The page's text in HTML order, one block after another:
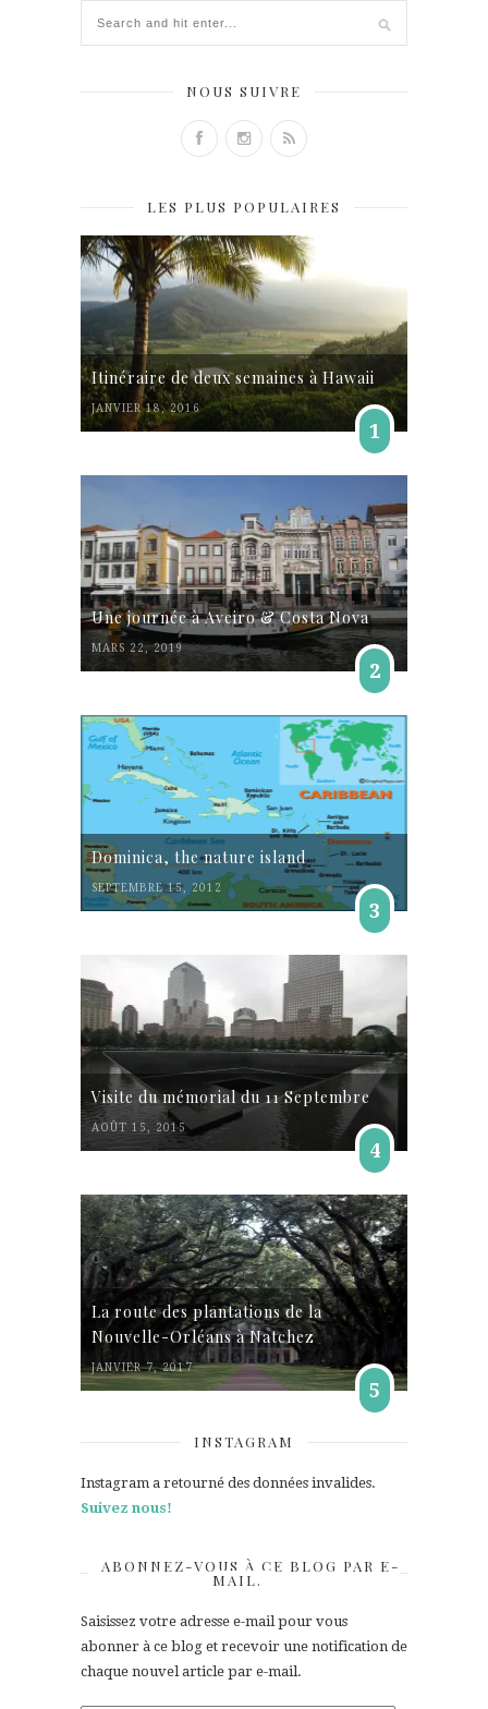
NOUS SUIVRE
LES PLUS POPULAIRES
Itinéraire de deux semaines à Hawaii
JANVIER 18, 2016
1
Une journée à Aveiro & Costa Nova
MARS 22, 2019
2
Dominica, the nature island
SEPTEMBRE 15, 2012
3
Visite du mémorial du 11 Septembre
AOÛT 15, 2015
4
La route des plantations de la
Nouvelle-Orléans à Natchez
JANVIER 7, 2017
5
INSTAGRAM
Instagram a retourné des données invalides.
Suivez nous!
ABONNEZ-VOUS À CE BLOG PAR E-
MAIL.
Saisissez votre adresse e-mail pour vous
abonner à ce blog et recevoir une notification de
chaque nouvel article par e-mail.